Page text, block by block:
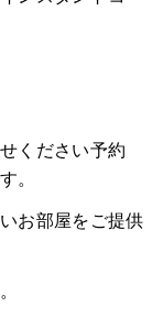
ください予約
。
お部屋をご提供